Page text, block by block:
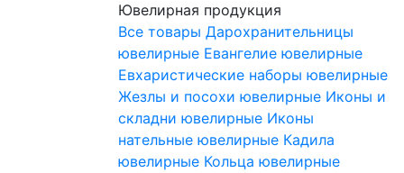
Ювелирная продукция
Все товары Дарохранительницы
ювелирные Евангелие ювелирные
Евхаристические наборы ювелирные
Жезлы и посохи ювелирные Иконы и
складни ювелирные Иконы
нательные ювелирные Кадила
ювелирные Кольца ювелирные